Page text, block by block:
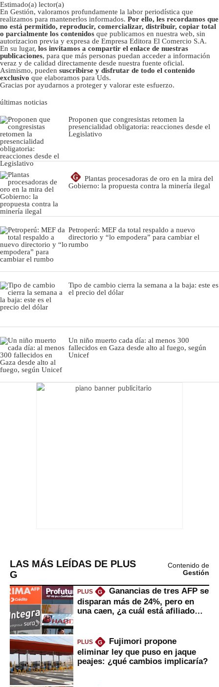
Estimado(a) lector(a)
En Gestión, valoramos profundamente la labor periodística que
realizamos para mantenerlos informados. Por ello, les recordamos que
no está permitido, reproducir, comercializar, distribuir, copiar total
o parcialmente los contenidos que publicamos en nuestra web, sin
autorizacion previa y expresa de Empresa Editora El Comercio S.A.
En su lugar, los invitamos a compartir el enlace de nuestras
publicaciones, para que más personas puedan acceder a información
veraz y de calidad directamente desde nuestra fuente oficial.
Asimismo, pueden suscribirse y disfrutar de todo el contenido
exclusivo que elaboramos para Uds.
Gracias por ayudarnos a proteger y valorar este esfuerzo.
últimas noticias
Proponen que congresistas retomen la
presencialidad obligatoria: reacciones desde el
Legislativo
G
Plantas procesadoras de oro en la mira del
Gobierno: la propuesta contra la minería ilegal
Petroperú: MEF da total respaldo a nuevo
directorio y “lo empodera” para cambiar el
rumbo
Tipo de cambio cierra la semana a la baja: este es
el precio del dólar
Un niño muerto cada día: al menos 300
fallecidos en Gaza desde alto al fuego, según
Unicef
LAS MÁS LEÍDAS DE PLUS
G
Contenido de
Gestión
PLUS G
Ganancias de tres AFP se
disparan más de 24%, pero en
una caen, ¿a cuál está afiliado
PLUS G
Fujimori propone
eliminar ley que puso en jaque
peajes: ¿qué cambios implicaría?